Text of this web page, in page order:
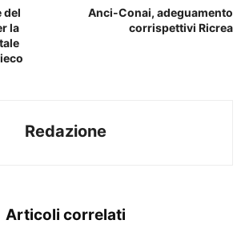
del
la
Anci-Conai, adeguamento
corrispettivi Ricrea
Redazione
Articoli correlati